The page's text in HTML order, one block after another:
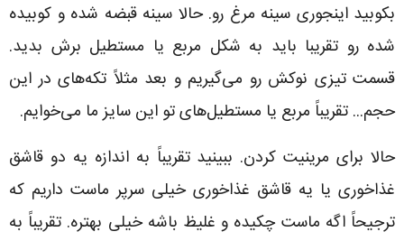
بکوبید اینجوری سینه مرغ رو. حالا سینه قبضه شده و کوبیده
شده رو تقریبا باید به شکل مربع یا مستطیل برش بدید.
قسمت تیزی نوکش رو می‌گیریم و بعد مثلاً تکه‌های در این
حجم... تقریباً مربع یا مستطیل‌های تو این سایز ما می‌خوایم.
حالا برای مرینیت کردن. ببینید تقریباً به اندازه یه دو قاشق
غذاخوری یا یه قاشق غذاخوری خیلی سرپر ماست داریم که
ترجیحاً اگه ماست چکیده و غلیظ باشه خیلی بهتره. تقریباً به